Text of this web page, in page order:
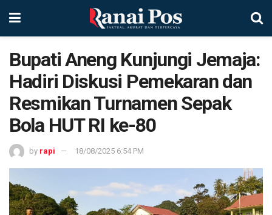
Bupati Aneng Kunjungi Jemaja:
Hadiri Diskusi Pemekaran dan
Resmikan Turnamen Sepak
Bola HUT RI ke-80
by rapi 18/08/2025 6:54 PM